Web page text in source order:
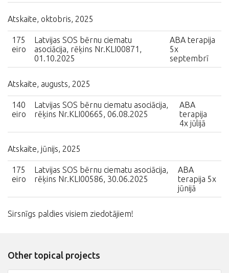
Atskaite, oktobris, 2025
175
eiro
Latvijas SOS bērnu ciematu
asociācija, rēķins Nr.KLI00871,
01.10.2025
ABA terapija
5x
septembrī
Atskaite, augusts, 2025
140
eiro
Latvijas SOS bērnu ciematu asociācija,
rēķins Nr.KLI00665, 06.08.2025
ABA
terapija
4x jūlijā
Atskaite, jūnijs, 2025
175
eiro
Latvijas SOS bērnu ciematu asociācija,
rēķins Nr.KLI00586, 30.06.2025
ABA
terapija 5x
jūnijā
Sirsnīgs paldies visiem ziedotājiem!
Other topical projects